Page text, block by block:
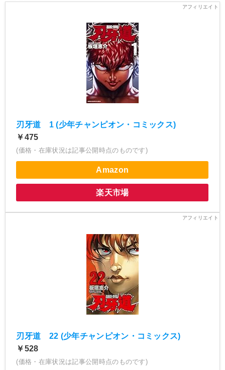
刃牙道 1 (少年チャンピオン・コミックス)
￥475
(価格・在庫状況は記事公開時点のものです)
Amazon
楽天市場
刃牙道 22 (少年チャンピオン・コミックス)
￥528
(価格・在庫状況は記事公開時点のものです)